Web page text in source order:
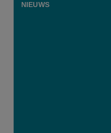
NIEUWS